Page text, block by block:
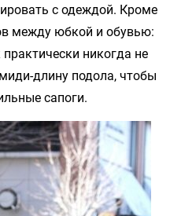
с одеждой. Кроме
между юбкой и обувью:
никогда не
длину подола, чтобы
сапоги.